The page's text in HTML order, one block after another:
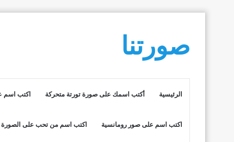
صورتنا
الرئيسية أكتب اسمك على صورة تورتة متحركة اكتب اسم
اكتب اسم على صور رومانسية اكتب اسم من تحب على الصورة